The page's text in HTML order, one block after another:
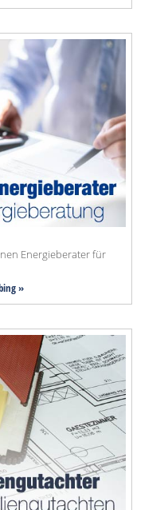
Energieberater für
»